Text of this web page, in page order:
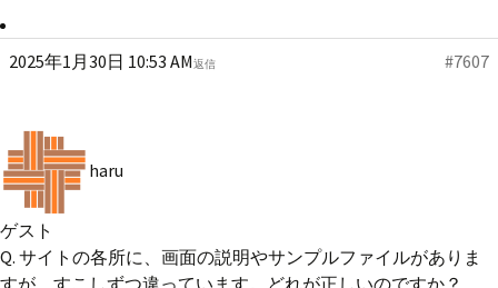
2025年1月30日 10:53 AM #7607
返信
haru
ゲスト
Q. サイトの各所に、画面の説明やサンプルファイルがありま